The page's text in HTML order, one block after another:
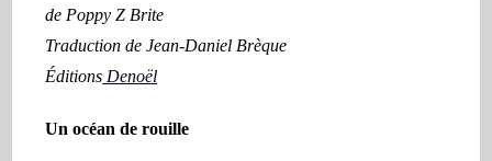
de Poppy Z Brite
Traduction de Jean-Daniel Brèque
Éditions Denoël
Un océan de rouille